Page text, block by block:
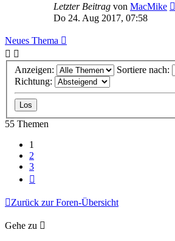
Letzter Beitrag von MacMike
Do 24. Aug 2017, 07:58
Neues Thema
Anzeigen:
Sortiere nach:
Richtung:
55 Themen
1
2
3
Zurück zur Foren-Übersicht
Gehe zu